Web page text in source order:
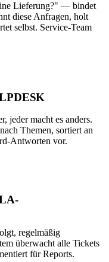
Lieferung?" — bindet
diese Anfragen, holt
selbst. Service-Team
jeder macht es anders.
Themen, sortiert an
Antworten vor.
regelmäßig
überwacht alle Tickets
für Reports.